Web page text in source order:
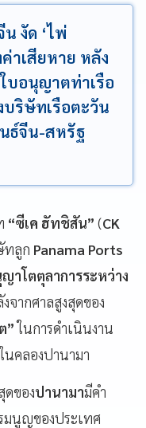
งัด ‘ไพ่
าเสียหาย หลัง
บอนุญาตท่าเรือ
ริษัทเรือตะวัน
ธ์จีน-สหรัฐ
“ซีเค ฮัทชิสัน” (CK
ทลูก Panama Ports
าโตตุลาการระหว่าง
จากศาลสูงสุดของ
”ในการดำเนินงาน
นคลองปานามา
ของปานามามีคำ
มนูญของประเทศ